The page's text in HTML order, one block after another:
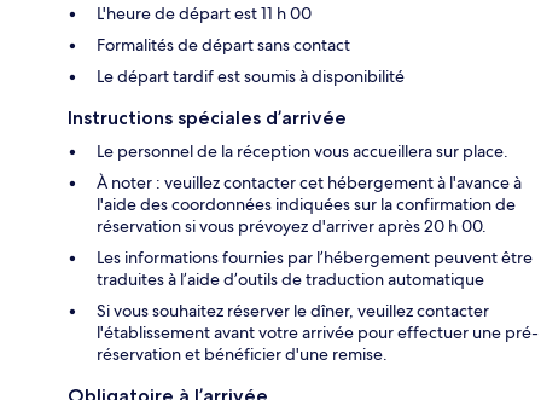
L'heure de départ est 11 h 00
Formalités de départ sans contact
Le départ tardif est soumis à disponibilité
Instructions spéciales d’arrivée
Le personnel de la réception vous accueillera sur place.
À noter : veuillez contacter cet hébergement à l'avance à
l'aide des coordonnées indiquées sur la confirmation de
réservation si vous prévoyez d'arriver après 20 h 00.
Les informations fournies par l’hébergement peuvent être
traduites à l’aide d’outils de traduction automatique
Si vous souhaitez réserver le dîner, veuillez contacter
l'établissement avant votre arrivée pour effectuer une pré-
réservation et bénéficier d'une remise.